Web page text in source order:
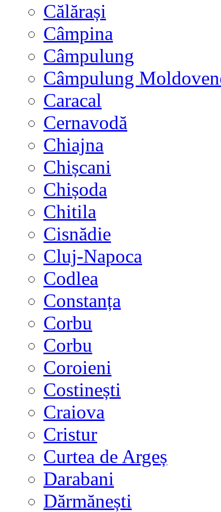
Călărași
Câmpina
Câmpulung
Câmpulung
Caracal
Cernavodă
Chiajna
Chișcani
Chișoda
Chitila
Cisnădie
Cluj-Napoca
Codlea
Constanța
Corbu
Corbu
Coroieni
Costinești
Craiova
Cristur
Curtea de Argeș
Darabani
Dărmănești